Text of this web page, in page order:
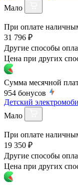
Мало
При оплате
31 796 ₽
Другие способы
Цена при других
Сумма месячной
954 бонусов
Детский
Мало
При оплате
19 350 ₽
Другие способы
Цена при других